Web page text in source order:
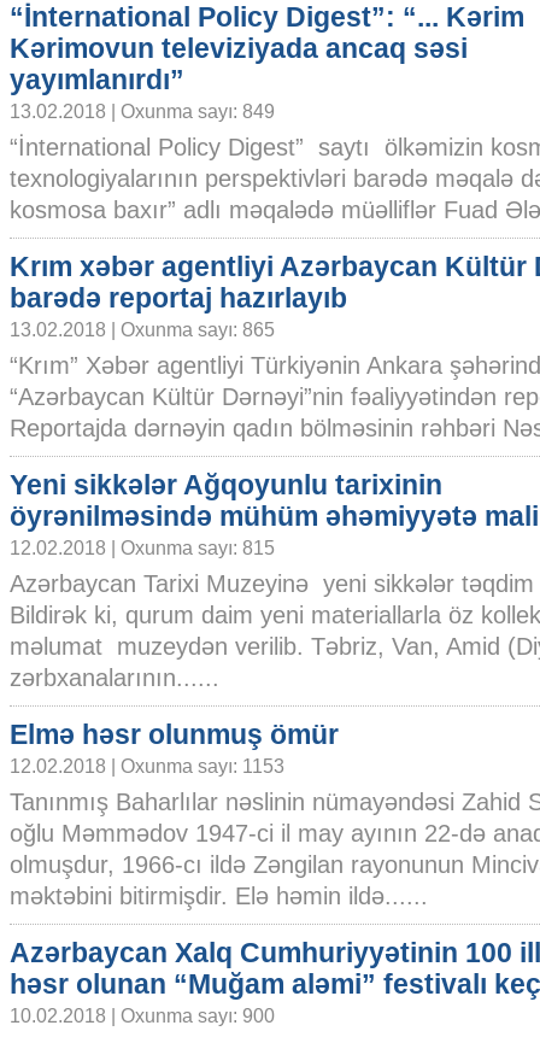
“İnternational Policy Digest”: “... Kərim
Kərimovun televiziyada ancaq səsi
yayımlanırdı”
13.02.2018 | Oxunma sayı: 849
“İnternational Policy Digest” saytı ölkəmizin
texnologiyalarının perspektivləri barədə məqalə
kosmosa baxır” adlı məqalədə müəlliflər Fuad
Krım xəbər agentliyi Azərbaycan Kültür
barədə reportaj hazırlayıb
13.02.2018 | Oxunma sayı: 865
“Krım” Xəbər agentliyi Türkiyənin Ankara
“Azərbaycan Kültür Dərnəyi”nin fəaliyyətindən
Reportajda dərnəyin qadın bölməsinin rəhbəri
Yeni sikkələr Ağqoyunlu tarixinin
öyrənilməsində mühüm əhəmiyyətə
12.02.2018 | Oxunma sayı: 815
Azərbaycan Tarixi Muzeyinə yeni sikkələr təqdim
Bildirək ki, qurum daim yeni materiallarla öz
məlumat muzeydən verilib. Təbriz, Van, Amid
zərbxanalarının......
Elmə həsr olunmuş ömür
12.02.2018 | Oxunma sayı: 1153
Tanınmış Baharlılar nəslinin nümayəndəsi Zahid
oğlu Məmmədov 1947-ci il may ayının 22-də
olmuşdur, 1966-cı ildə Zəngilan rayonunun
məktəbini bitirmişdir. Elə həmin ildə......
Azərbaycan Xalq Cumhuriyyətinin 100
həsr olunan “Muğam aləmi” festivalı
10.02.2018 | Oxunma sayı: 900